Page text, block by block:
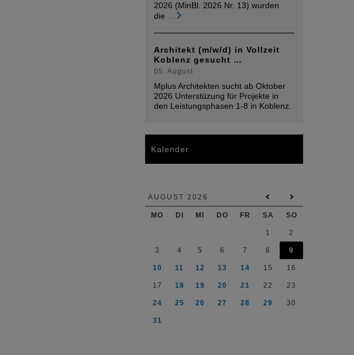
2026 (MinBl. 2026 Nr. 13) wurden
die
Architekt (m/w/d) in Vollzeit
Koblenz gesucht …
05. August
Mplus Architekten sucht ab Oktober
2026 Unterstüzung für Projekte in
den Leistungsphasen 1-8 in Koblenz.
Kalender
AUGUST 2026
MO DI MI DO FR SA SO
1 2
3 4 5 6 7 8 9
10 11 12 13 14 15 16
17 18 19 20 21 22 23
24 25 26 27 28 29 30
31